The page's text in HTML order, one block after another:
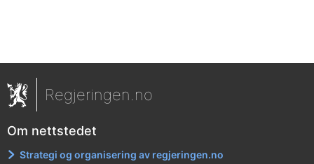
Regjeringen.no
Om nettstedet
Strategi og organisering av regjeringen.no